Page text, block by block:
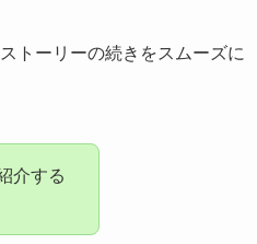
トーリーの続きをスムーズに
介する